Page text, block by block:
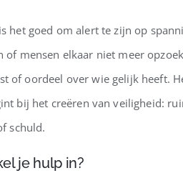
het goed om alert te zijn op
of mensen elkaar niet meer
of oordeel over wie gelijk heeft.
bij het creëren van veiligheid:
schuld.
je hulp in?